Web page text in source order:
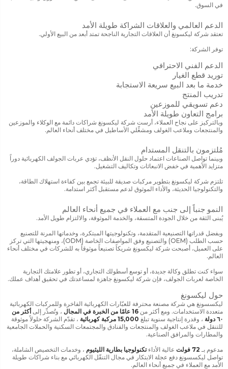
في السوق.
الدعم العالمي والعلاقات الشراكة طويلة الأمد
تعتقد شركة ليكسونغ أن العلاقات التجارية الناجحة تمتد أبعد من البيع الأولي.
توفر الشركة:
الدعم الفني الاحترافي
توريد قطع الغيار
خدمة ما بعد البيع سريعة الاستجابة
تدريب المنتج
دعم تسويقي للموزعين
برامج التعاون طويلة الأمد
وبالتركيز على نجاح العملاء، أرست شركة ليكسونغ شراكات دائمة مع الوكلاء والموزعين
والمنتجعات وملاعب الغولف ومشغِّلي الأساطيل في مختلف أنحاء العالم.
مُلتزمون بالتنقل المستدام
وبينما تواصل الصناعات اعتماد حلول النقل الأنظف، تؤدي عربات الجولف الكهربائية دوراً
متزايد الأهمية في خفض الانبعاثات وتكاليف التشغيل.
تلتزم شركة ليكسونغ بتطوير مركبات صديقة للبيئة تجمع بين كفاءة استهلاك الطاقة،
والتكنولوجيا الحديثة، والأداء الموثوق لدعم مستقبل أكثر استدامة.
النمو جنباً إلى جنب مع العملاء في جميع أنحاء العالم
يُبنى الثقة من خلال الجودة المتسقة، والخدمة الموثوقة، والالتزام طويل الأمد.
وبفضل قدراتها التصنيعية المتقدمة، وتكنولوجيتها المبتكرة، وخدماتها المرنة للتصنيع
حسب الطلب (OEM) والتصنيع وفق المواصفات الخاصة (ODM)، ومنهجيتها التي تركز
على العميل، أصبحت شركة ليكسونغ شريكاً تصنيعاً موثوقاً به للشركات في مختلف أنحاء
العالم.
سواء كنت تطلق وكالة جديدة، أو توسع أسطولك التجاري، أو تطور علامتك التجارية
الخاصة لعربات الجولف، فإن شركة ليكسونغ جاهزة لمساعدتك في تحقيق أهداف عملك.
حول ليكسونغ
ليكسسونغ هي شركة مصنعة محترفة للعبّارات الكهربائية الفاخرة وللمركبات الكهربائية
متعددة الاستخدامات. ومع أكثر من 16 عامًا من الخبرة في المجال ، وتُصدِّر إلى أكثر من
٦٠ دولة
، وقدرة إنتاجية سنوية تبلغ 15,000 مركبة كهربائية
، تقدّم الشركة حلولاً موثوقة
للتنقل في ملاعب الغولف والمنتجعات والفنادق والمجتمعات السكنية والحملات الجامعية
والمطارات والمرافق الصناعية.
مدعوم بـ 72 فولت عالية الأداءتكنولوجيا بطارية الليثيوم ، وخدمات التخصيص الشاملة،
تواصل ليكسسونغ دفع عجلة الابتكار في مجال التنقّل الكهربائي مع بناء شراكات طويلة
الأمد مع العملاء في جميع أنحاء العالم.